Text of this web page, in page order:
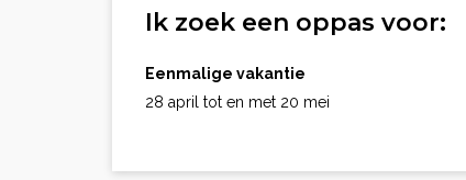
Ik zoek een oppas voor:
Eenmalige vakantie
28 april tot en met 20 mei